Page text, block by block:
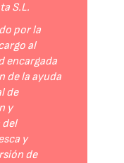
S.L.
por la
al
encargada
de la ayuda
de
y
y
de